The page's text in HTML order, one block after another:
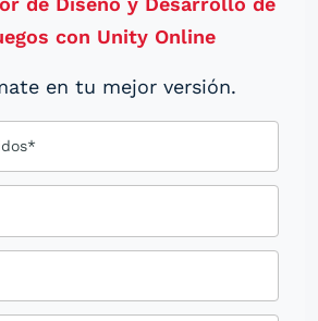
con Unity Online
en tu mejor versión.